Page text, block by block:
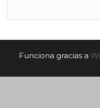
Funciona gracias a